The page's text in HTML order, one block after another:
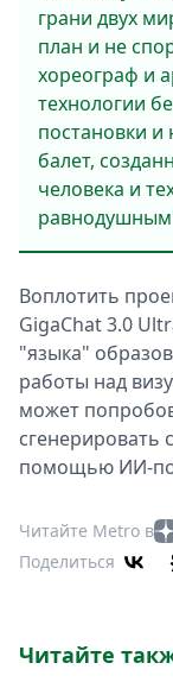
грани двух
план и не
хореограф и
технологии
постановки и
балет,
человека и
Воплотить
GigaChat 3.0
"языка"
работы над
может
сгенерировать
помощью ИИ-
Читайте Metro в
Поделиться
Читайте